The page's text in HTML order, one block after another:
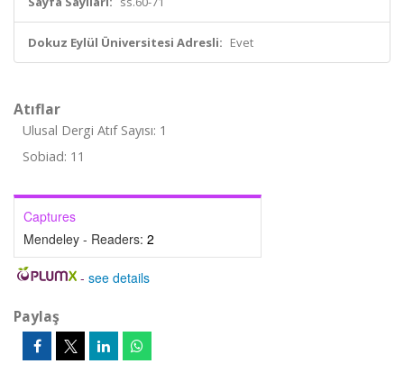
Dokuz Eylül Üniversitesi Adresli: Evet
Atıflar
Ulusal Dergi Atıf Sayısı: 1
Sobiad: 11
Captures
Mendeley - Readers: 2
- see details
Paylaş